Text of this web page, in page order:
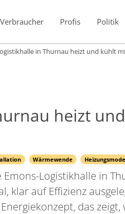
Verbraucher
Profis Politik
in Thurnau heizt und kühlt
heizt
Wärmewende
Logistikhalle in
klar auf Effizienz
das